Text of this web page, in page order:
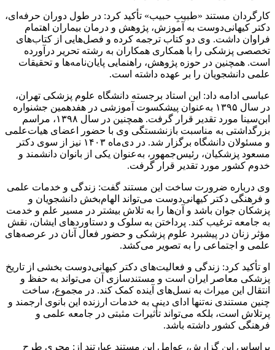
کارگردان مستند «طبیبِ حبیب» تأکید کرد: در طول دوران حرفه‌ای،
دکتر کیهانی‌دوست به آموزش، پژوهش و درمان بیماران اهتمام
فراوان داشت. وی دو کتاب ترجمه کرده و فصل‌هایی از کتاب‌های
تخصصی پزشکی را با همکاری همکاران به رشته تحریر درآورده
است. همچنین در حوزه پژوهش، راهنمایی پایان‌نامه‌ها و تحقیقات
علمی دانشجویان را بر عهده داشته است.
عباسی ادامه داد: این استاد برجسته دانشگاه علوم پزشکی تهران،
در سال ۱۳۹۵ به‌عنوان پیشکسوت آموزشی در هفدهمین جشنواره
ابن‌سینا مورد تقدیر قرار گرفت. همچنین در سال ۱۳۹۸، مراسم
بزرگداشتی به مناسبت بازنشستگی وی با حضور اعضای هیات‌علمی
و مسئولان دانشگاه برگزار شد. در دی‌ماه ۱۴۰۳ نیز از سوی دکتر
مسعود پزشکیان، رئیس‌جمهور، به‌عنوان یکی از بانوان دانشمند و
خدوم کشور مورد تقدیر قرار گرفت.
وی درباره ضرورت ساخت این مستند گفت: زندگی و خدمات علمی
و فرهنگی دکتر کیهانی‌دوست می‌تواند الهام‌بخش دانشجویان و
پزشکان جوان باشد و آن‌ها را به تلاش بیشتر در مسیر علم و خدمت
به جامعه ترغیب کند. پرداختن به سلوک و دستاوردهای ایشان، نقش
مؤثر زنان در پیشبرد علوم پزشکی و حضور فعال آنان در عرصه‌های
علمی و اجتماعی را به تصویر می‌کشد.
او تأکید کرد: زندگی و فعالیت‌های دکتر کیهانی‌دوست بخشی از تاریخ
پزشکی معاصر ایران است و مستندسازی آن می‌تواند به حفظ و
انتقال این میراث به نسل‌های آینده کمک کند. در مجموع، ساخت
چنین مستندی نه‌تنها ادای دینی به خدمات ارزنده این بانوی ارجمند و
پرتلاش است، بلکه می‌تواند تأثیرات مثبتی در جامعه علمی و
فرهنگی کشور داشته باشد.
براساس این گزارش، عوامل این مستند عبارتند از: مجری طرح